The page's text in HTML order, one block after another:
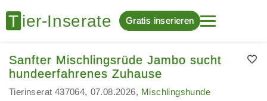
Gratis inserieren
Sanfter Mischlingsrüde Jambo sucht
hundeerfahrenes Zuhause
Tierinserat 437064 07.08.2026 Mischlingshunde